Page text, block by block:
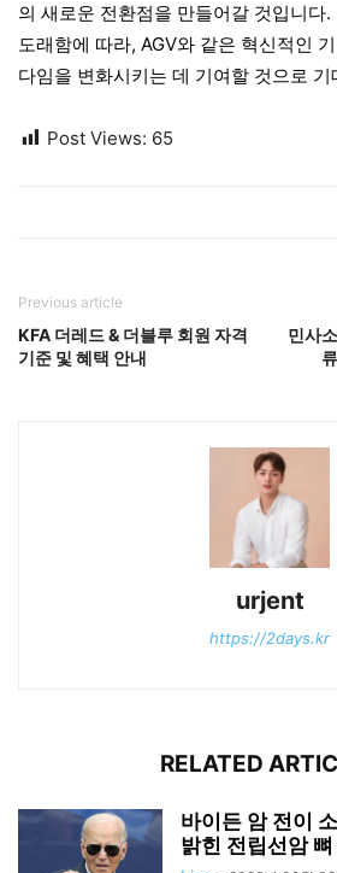
의 새로운 전환점을 만들어갈 것입니다
도래함에 따라, AGV와 같은 혁신적인
다임을 변화시키는 데 기여할 것으로 기
Post Views: 65
Previous article
KFA 더레드 & 더블루 회원 자격
기준 및 혜택 안내
민사
urjent
https://2days.kr
RELATED
바이든 암 전이
밝힌 전립선암